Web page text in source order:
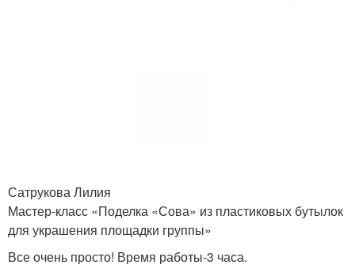
Сатрукова Лилия
Мастер-класс «Поделка «Сова» из пластиковых бутылок
для украшения площадки группы»
Все очень просто! Время работы-3 часа.